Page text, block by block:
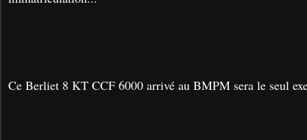
Ce Berliet 8 KT CCF 6000 arrivé au BMPM sera le seul